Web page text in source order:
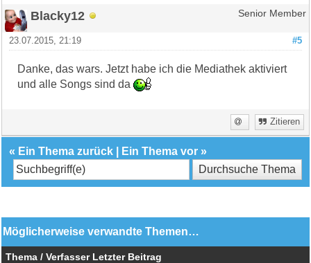
Blacky12 Senior Member
#5
23.07.2015, 21:19
Danke, das wars. Jetzt habe ich die Mediathek aktiviert
und alle Songs sind da
Zitieren
« Ein Thema zurück Ein Thema vor »
Möglicherweise verwandte Themen…
Thema / Verfasser Letzter Beitrag